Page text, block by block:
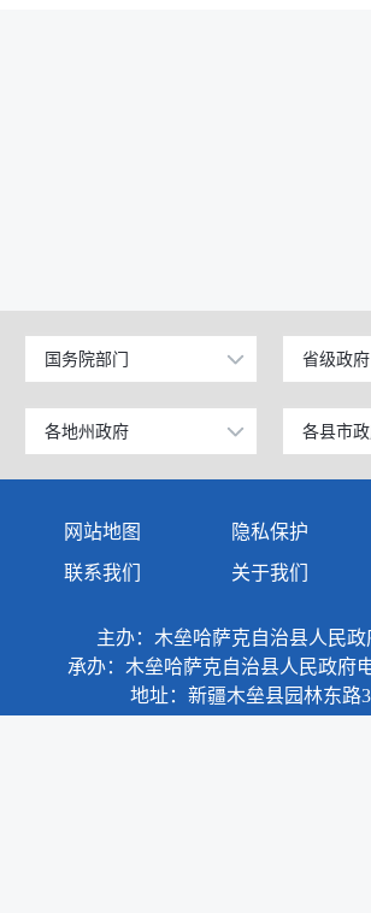
国务院部门
公安部
工业和信息化部
科学技术部
教育部
国家发展和改革委员会
国防部
省级政府
北京
上海
广东
天津
江苏
山东
浙江
各地州政府
乌鲁木齐市
博尔塔拉蒙古自治州
克拉玛依市
各县市
昌吉市
吉木萨
奇台县
网站地图 隐私保护
联系我们
关于我们
主办：木垒哈萨克自治县人民政
承办：木垒哈萨克自治县人民政府
地址：新疆木垒县园林东路